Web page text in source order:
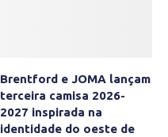
Brentford e JOMA lançam
terceira camisa 2026-
2027 inspirada na
identidade do oeste de